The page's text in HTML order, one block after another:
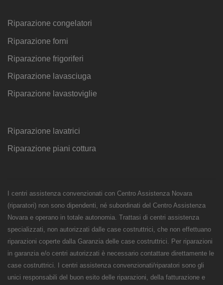
Riparazione congelatori
Riparazione forni
Riparazione frigoriferi
Riparazione lavasciuga
Riparazione lavastoviglie
Riparazione lavatrici
Riparazione piani cottura
I centri assistenza convenzionati con Centro Assistenza Novara
(riparatori) non sono dipendenti, né subordinati del Centro Assistenza
Novara e operano in totale autonomia. Trattasi di centri assistenza
specializzati, non autorizzati dalle case costruttrici, che non effettuano
riparazioni coperte dalla Garanzia delle case costruttrici. Per riparazioni
in garanzia e/o centri autorizzati è necessario contattare direttamente le
case costruttrici. I centri assistenza convenzionati/riparatori sono gli
unici responsabili del buon esito delle riparazioni, della fatturazione e